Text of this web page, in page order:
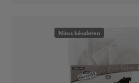
Nincs készleten